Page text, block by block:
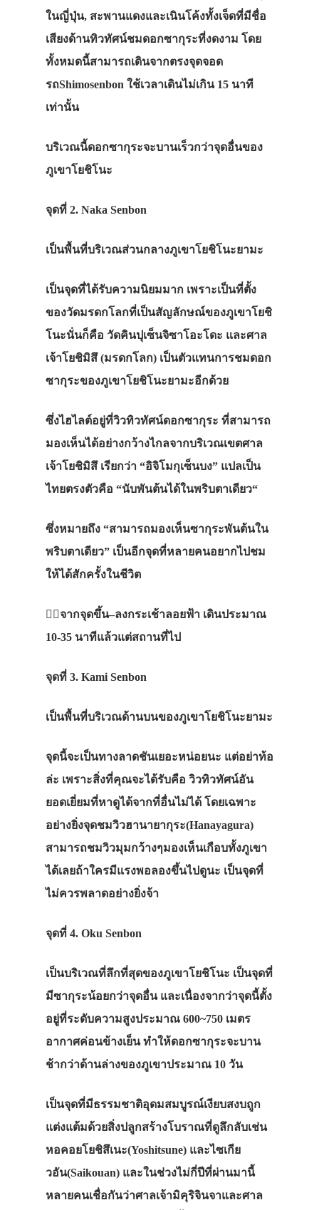
ในญี่ปุ่น, สะพานแดงและเนินโค้งทั้งเจ็ดที่มีชื่อ
เสียงด้านทิวทัศน์ชมดอกซากุระที่งดงาม โดย
ทั้งหมดนี้สามารถเดินจากตรงจุดจอด
รถShimosenbon ใช้เวลาเดินไม่เกิน15 นาที
เท่านั้น
บริเวณนี้ดอกซากุระจะบานเร็วกว่าจุดอื่นของ
ภูเขาโยชิโนะ
จุดที่ 2. Naka Senbon
เป็นพื้นที่บริเวณส่วนกลางภูเขาโยชิโนะยามะ
เป็นจุดที่ได้รับความนิยมมาก เพราะเป็นที่ตั้ง
ของวัดมรดกโลกที่เป็นสัญลักษณ์ของภูเขาโยชิ
โนะนั่นก็คือ วัดคินปุเซ็นจิซาโอะโดะ และศาล
เจ้าโยชิมิสึ(มรดกโลก) เป็นตัวแทนการชมดอก
ซากุระของภูเขาโยชิโนะยามะอีกด้วย
ซึ่งไฮไลต์อยู่ที่วิวทิวทัศน์ดอกซากุระ ที่สามารถ
มองเห็นได้อย่างกว้างไกลจากบริเวณเขตศาล
เจ้าโยชิมิสึ เรียกว่า “อิจิโมกุเซ็นบง” แปลเป็น
ไทยตรงตัวคือ “นับพันต้นได้ในพริบตาเดียว“
ซึ่งหมายถึง “สามารถมองเห็นซากุระพันต้นใน
พริบตาเดียว” เป็นอีกจุดที่หลายคนอยากไปชม
ให้ได้สักครั้งในชีวิต
🚶‍♂️จากจุดขึ้น–ลงกระเช้าลอยฟ้า เดินประมาณ
10-35 นาทีแล้วแต่สถานที่ไป
จุดที่ 3. Kami Senbon
เป็นพื้นที่บริเวณด้านบนของภูเขาโยชิโนะยามะ
จุดนี้จะเป็นทางลาดชันเยอะหน่อยนะ แต่อย่าท้อ
ล่ะ เพราะสิ่งที่คุณจะได้รับคือ วิวทิวทัศน์อัน
ยอดเยี่ยมที่หาดูได้จากที่อื่นไม่ได้ โดยเฉพาะ
อย่างยิ่งจุดชมวิวฮานายากุระ(Hanayagura)
สามารถชมวิวมุมกว้างๆมองเห็นเกือบทั้งภูเขา
ได้เลยถ้าใครมีแรงพอลองขึ้นไปดูนะ เป็นจุดที่
ไม่ควรพลาดอย่างยิ่งจ้า
จุดที่ 4. Oku Senbon
เป็นบริเวณที่ลึกที่สุดของภูเขาโยชิโนะ เป็นจุดที่
มีซากุระน้อยกว่าจุดอื่น และเนื่องจากว่าจุดนี้ตั้ง
อยู่ที่ระดับความสูงประมาณ 600~750 เมตร
อากาศค่อนข้างเย็น ทำให้ดอกซากุระจะบาน
ช้ากว่าด้านล่างของภูเขาประมาณ 10 วัน
เป็นจุดที่มีธรรมชาติอุดมสมบูรณ์เงียบสงบถูก
แต่งแต้มด้วยสิ่งปลูกสร้างโบราณที่ดูลึกลับเช่น
หอคอยโยชิสึเนะ(Yoshitsune) และไซเกีย
วอัน(Saikouan) และในช่วงไม่กี่ปีที่ผ่านมานี้
หลายคนเชื่อกันว่าศาลเจ้ามิคุริจินจาและศาล